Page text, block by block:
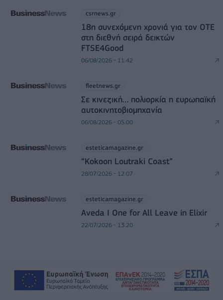
csrnews.gr
18η συνεχόμενη χρονιά για τον ΟΤΕ
στη διεθνή σειρά δεικτών
FTSE4Good
06/08/2026 - 11:42
fleetnews.gr
Σε κινεζική… πολιορκία η ευρωπαϊκή
αυτοκινητοβιομηχανία
06/08/2026 - 05:00
esteticamagazine.gr
“Kokoon Loutraki Coast”
28/07/2026 - 12:07
esteticamagazine.gr
Aveda I One for All Leave in Elixir
22/07/2026 - 13:20